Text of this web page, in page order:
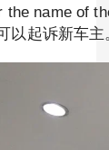
name of
以起诉新车主